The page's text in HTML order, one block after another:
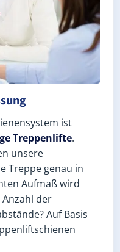
ist
Treppenlifte.
unsere
Treppe genau in
Aufmaß wird
der
Auf Basis